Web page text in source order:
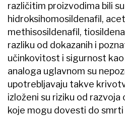
različitim proizvodima bili
hidroksihomosildenafil,
methisosildenafil,
razliku od dokazanih i
učinkovitost i sigurnost
analoga uglavnom su
upotrebljavaju takve
izloženi su riziku od razvoja
koje mogu dovesti do smrti